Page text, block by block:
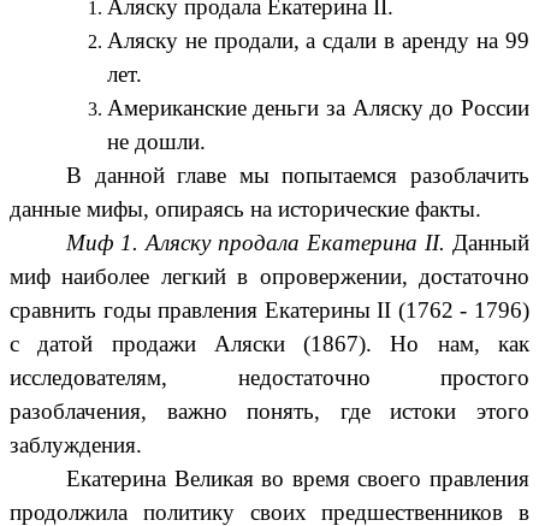
Аляску продала Екатерина II.
Аляску не продали, а сдали в аренду на 99
лет.
Американские деньги за Аляску до России
не дошли.
В данной главе мы попытаемся разоблачить
данные мифы, опираясь на исторические факты.
Миф 1. Аляску продала Екатерина II. Данный
миф наиболее легкий в опровержении, достаточно
сравнить годы правления Екатерины II (1762 - 1796)
с датой продажи Аляски (1867). Но нам, как
исследователям, недостаточно простого
разоблачения, важно понять, где истоки этого
заблуждения.
Екатерина Великая во время своего правления
продолжила политику своих предшественников в